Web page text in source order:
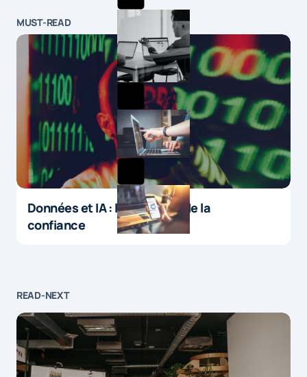
MUST-READ
Données et IA : le paradoxe de la
confiance
READ-NEXT